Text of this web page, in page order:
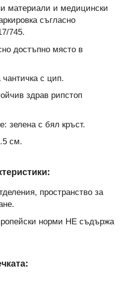
материали и медицински
съгласно
745.
достъпно място в
с цип.
здрав рипстоп
зелена с бял кръст.
см.
пространство за
норми НЕ съдържа